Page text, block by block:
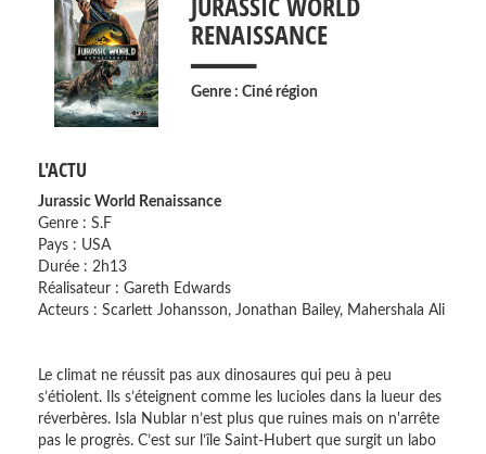
RENAISSANCE
___
Genre : Ciné région
L'ACTU
Jurassic World Renaissance
Genre : S.F
Pays : USA
Durée : 2h13
Réalisateur : Gareth Edwards
Acteurs : Scarlett Johansson, Jonathan Bailey, Mahershala Ali
Le climat ne réussit pas aux dinosaures qui peu à peu
s’étiolent. Ils s’éteignent comme les lucioles dans la lueur des
réverbères. Isla Nublar n’est plus que ruines mais on n'arrête
pas le progrès. C’est sur l’île Saint-Hubert que surgit un labo